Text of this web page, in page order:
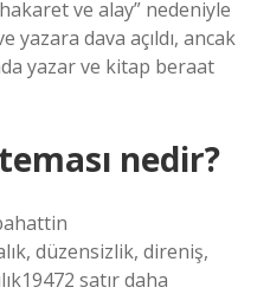
ve alay” nedeniyle
dava açıldı, ancak
yazar ve kitap beraat
nedir?
düzensizlik, direniş,
satır daha